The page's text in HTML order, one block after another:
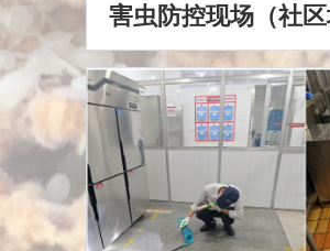
害虫防控现场（社区